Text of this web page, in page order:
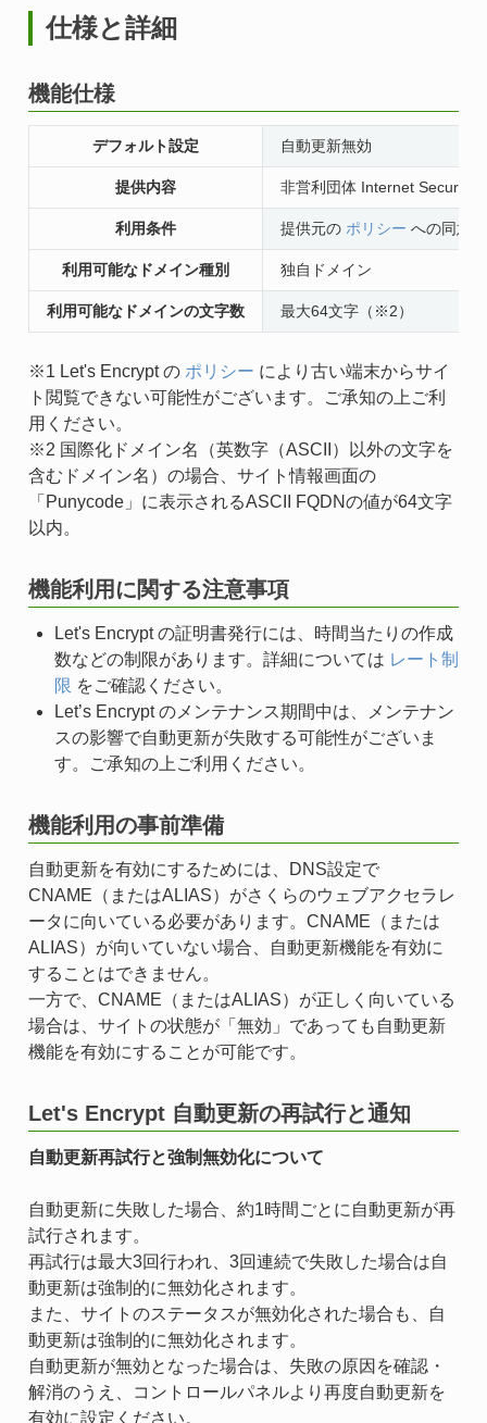
仕様と詳細
機能仕様
デフォルト設定 自動更新無効
提供内容 非営利団体 Internet Security
利用条件 提供元の ポリシー への同意
利用可能なドメイン種別 独自ドメイン
利用可能なドメインの文字数 最大64文字（※2）
※1 Let's Encrypt の ポリシー により古い端末からサイ
ト閲覧できない可能性がございます。ご承知の上ご利
用ください。
※2 国際化ドメイン名（英数字（ASCII）以外の文字を
含むドメイン名）の場合、サイト情報画面の
「Punycode」に表示されるASCII FQDNの値が64文字
以内。
機能利用に関する注意事項
Let's Encrypt の証明書発行には、時間当たりの作成
数などの制限があります。詳細については レート制
限 をご確認ください。
Let’s Encrypt のメンテナンス期間中は、メンテナン
スの影響で自動更新が失敗する可能性がございま
す。ご承知の上ご利用ください。
機能利用の事前準備
自動更新を有効にするためには、DNS設定で
CNAME（またはALIAS）がさくらのウェブアクセラレ
ータに向いている必要があります。CNAME（または
ALIAS）が向いていない場合、自動更新機能を有効に
することはできません。
一方で、CNAME（またはALIAS）が正しく向いている
場合は、サイトの状態が「無効」であっても自動更新
機能を有効にすることが可能です。
Let's Encrypt 自動更新の再試行と通知
自動更新再試行と強制無効化について
自動更新に失敗した場合、約1時間ごとに自動更新が再
試行されます。
再試行は最大3回行われ、3回連続で失敗した場合は自
動更新は強制的に無効化されます。
また、サイトのステータスが無効化された場合も、自
動更新は強制的に無効化されます。
自動更新が無効となった場合は、失敗の原因を確認・
解消のうえ、コントロールパネルより再度自動更新を
有効に設定ください。